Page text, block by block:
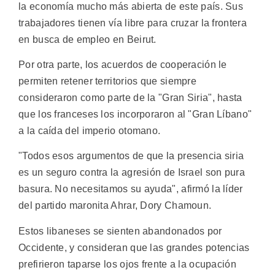
la economía mucho más abierta de este país. Sus
trabajadores tienen vía libre para cruzar la frontera
en busca de empleo en Beirut.
Por otra parte, los acuerdos de cooperación le
permiten retener territorios que siempre
consideraron como parte de la "Gran Siria", hasta
que los franceses los incorporaron al "Gran Líbano"
a la caída del imperio otomano.
"Todos esos argumentos de que la presencia siria
es un seguro contra la agresión de Israel son pura
basura. No necesitamos su ayuda", afirmó la líder
del partido maronita Ahrar, Dory Chamoun.
Estos libaneses se sienten abandonados por
Occidente, y consideran que las grandes potencias
prefirieron taparse los ojos frente a la ocupación